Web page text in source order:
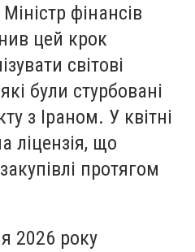
фінансів
цей крок
світові
були стурбовані
з Іраном. У квітні
ліцензія, що
протягом
2026 року